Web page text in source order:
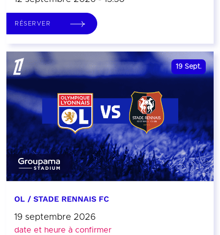
RÉSERVER
19 Sept.
OL / STADE RENNAIS FC
19 septembre 2026
date et heure à confirmer